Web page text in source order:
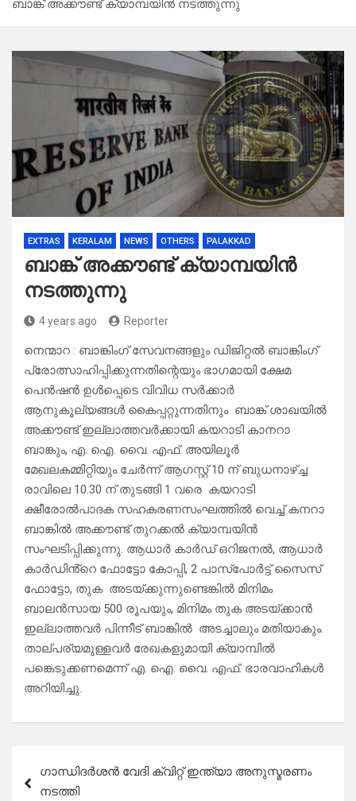
ബാങ്ക് അക്കൗണ്ട് ക്യാമ്പയിൻ നടത്തുന്നു
EXTRAS KERALAM NEWS OTHERS PALAKKAD
ബാങ്ക് അക്കൗണ്ട് ക്യാമ്പയിൻ
നടത്തുന്നു
4 years ago Reporter
നെന്മാറ : ബാങ്കിംഗ് സേവനങ്ങളും ഡിജിറ്റൽ ബാങ്കിംഗ്
പ്രോത്സാഹിപ്പിക്കുന്നതിന്റെയും ഭാഗമായി ക്ഷേമ
പെൻഷൻ ഉൾപ്പെടെ വിവിധ സർക്കാർ
ആനുകൂല്യങ്ങൾ കൈപ്പറ്റുന്നതിനും ബാങ്ക് ശാഖയിൽ
അക്കൗണ്ട് ഇല്ലാത്തവർക്കായി കയറാടി കാനറാ
ബാങ്കും, എ. ഐ. വൈ. എഫ്. അയിലൂർ
മേഖലകമ്മിറ്റിയും ചേർന്ന് ആഗസ്റ്റ് 10 ന് ബുധനാഴ്ച്ച
രാവിലെ 10.30 ന് തുടങ്ങി 1 വരെ കയറാടി
ക്ഷീരോൽപാദക സഹകരണസംഘത്തിൽ വെച്ച് കനറാ
ബാങ്കിൽ അക്കൗണ്ട് തുറക്കൽ ക്യാമ്പയിൻ
സംഘടിപ്പിക്കുന്നു. ആധാർ കാർഡ് ഒറിജനൽ, ആധാർ
കാർഡിൻ്റെ ഫോട്ടോ കോപ്പി, 2 പാസ്പോർട്ട് സൈസ്
ഫോട്ടോ, തുക അടയ്ക്കുന്നുണ്ടെങ്കിൽ മിനിമം
ബാലൻസായ 500 രൂപയും, മിനിമം തുക അടയ്ക്കാൻ
ഇല്ലാത്തവർ പിന്നീട് ബാങ്കിൽ അടച്ചാലും മതിയാകും.
താല്പര്യമുള്ളവർ രേഖകളുമായി ക്യാമ്പിൽ
പങ്കെടുക്കണമെന്ന് എ. ഐ. വൈ. എഫ്. ഭാരവാഹികൾ
അറിയിച്ചു.
navigation
ഗാന്ധിദർശൻ വേദി ക്വിറ്റ് ഇന്ത്യാ അനുസ്മരണം
നടത്തി